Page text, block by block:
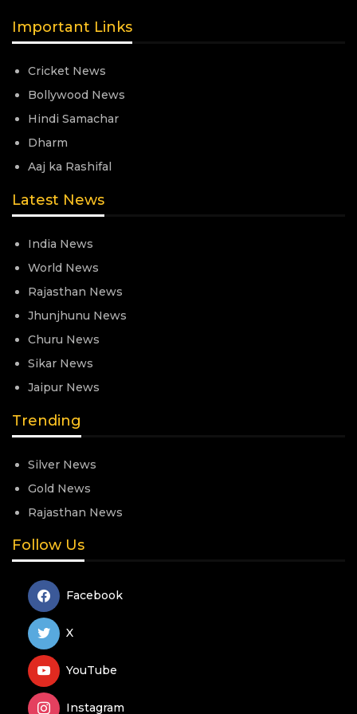
Important Links
Cricket News
Bollywood News
Hindi Samachar
Dharm
Aaj ka Rashifal
Latest News
India News
World News
Rajasthan News
Jhunjhunu News
Churu News
Sikar News
Jaipur News
Trending
Silver News
Gold News
Rajasthan News
Follow Us
Facebook
X
YouTube
Instagram